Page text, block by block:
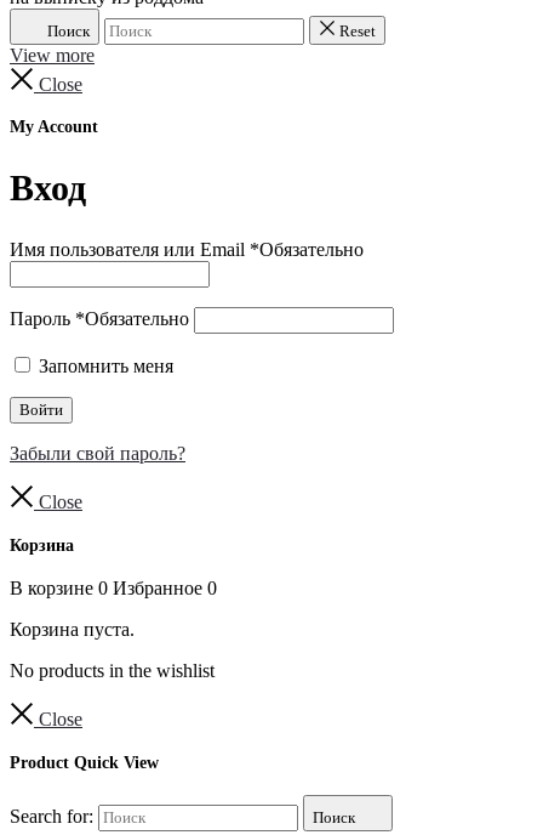
Поиск Reset
View more
Close
My Account
Вход
Имя пользователя или Email *Обязательно
Пароль *Обязательно
Запомнить меня
Войти
Забыли свой пароль?
Close
Корзина
В корзине 0 Избранное 0
Корзина пуста.
No products in the wishlist
Close
Product Quick View
Search for: Поиск